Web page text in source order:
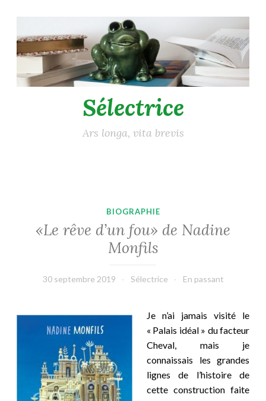
au
contenu
principal
Sélectrice
Ars longa, vita brevis
BIOGRAPHIE
«Le rêve d’un fou» de Nadine
Monfils
30 septembre 2019 Sélectrice En passant
Je n’ai jamais visité le
« Palais idéal » du facteur
Cheval, mais je
connaissais les grandes
lignes de l’histoire de
cette construction faite